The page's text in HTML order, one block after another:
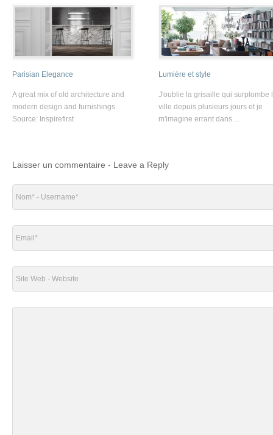
Parisian Elegance
A great mix of old architecture and
modern design and furnishings.
Source: Inspirefirst
Lumière et style
J'oublie la grisaille qui surplombe
ville depuis plusieurs jours et je
m'imagine errant dans ...
Laisser un commentaire - Leave a Reply